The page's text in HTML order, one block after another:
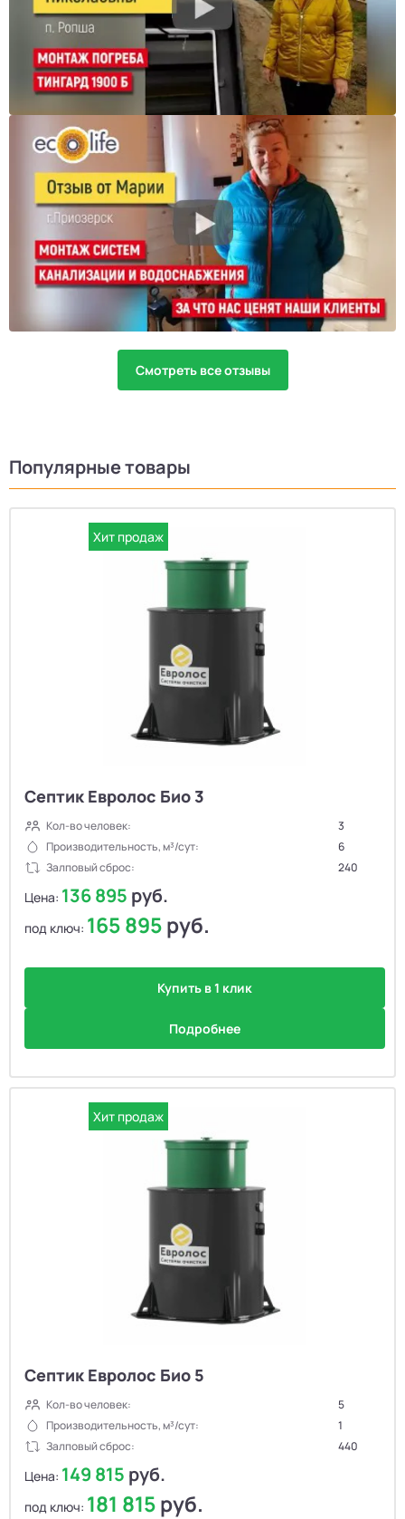
Смотреть все отзывы
Популярные товары
Хит продаж
Септик Евролос Био 3
Кол-во человек:
3
Производительность, м³/сут:
6
Залповый сброс:
240
Цена: 136 895 руб.
под ключ: 165 895руб.
Купить в 1 клик
Подробнее
Хит продаж
Септик Евролос Био 5
Кол-во человек:
5
Производительность, м³/сут:
1
Залповый сброс:
440
Цена: 149 815 руб.
под ключ: 181 815руб.